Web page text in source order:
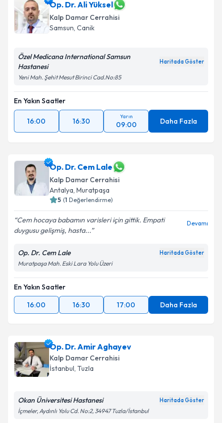
Op. Dr. Ali Yüksel
Kalp Damar Cerrahisi
Samsun, Canik
Özel Medicana International Samsun
Hastanesi
Haritada Göster
Yeni Mah. Şehit Mesut Birinci Cad.No:85
En Yakın Saatler
16:00 16:30
Yarın
09:00 Daha Fazla
Op. Dr. Cem Lale
Kalp Damar Cerrahisi
Antalya, Muratpaşa
5 (1 Değerlendirme)
Cem hocaya babamın varisleri için gittik. Empati
duygusu gelişmiş, hasta...
Devamı
Op. Dr. Cem Lale Haritada Göster
Muratpaşa Mah. Eski Lara Yolu Üzeri
En Yakın Saatler
16:00
16:30 17:00 Daha Fazla
Op. Dr. Amir Aghayev
Kalp Damar Cerrahisi
İstanbul, Tuzla
Okan Üniversitesi Hastanesi Haritada Göster
İçmeler, Aydınlı Yolu Cd. No:2, 34947 Tuzla/İstanbul